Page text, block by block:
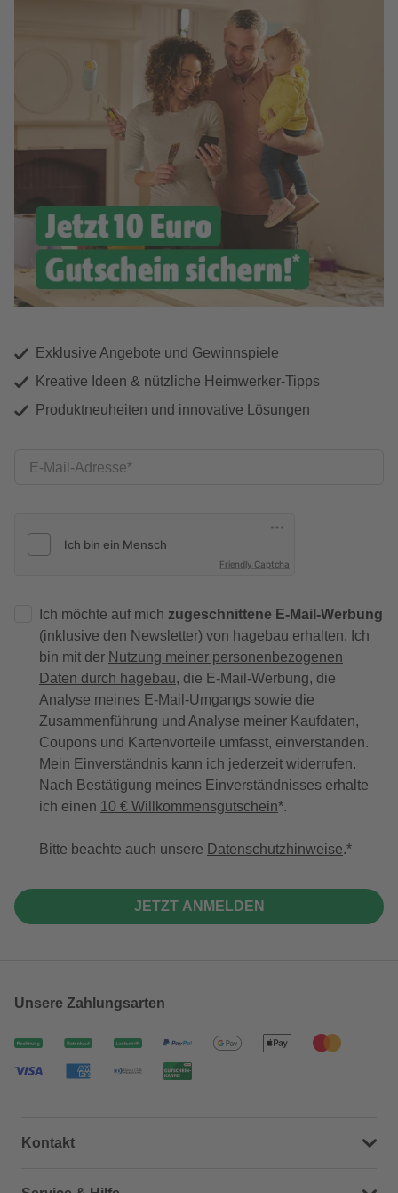
Exklusive Angebote und Gewinnspiele
Kreative Ideen & nützliche Heimwerker-Tipps
Produktneuheiten und innovative Lösungen
E-Mail-Adresse
Friendly Captcha
Ich möchte auf mich zugeschnittene E-Mail-Werbung
(inklusive den Newsletter) von hagebau erhalten. Ich
bin mit der Nutzung meiner personenbezogenen
Daten durch hagebau, die E-Mail-Werbung, die
Analyse meines E-Mail-Umgangs sowie die
Zusammenführung und Analyse meiner Kaufdaten,
Coupons und Kartenvorteile umfasst, einverstanden.
Mein Einverständnis kann ich jederzeit widerrufen.
Nach Bestätigung meines Einverständnisses erhalte
ich einen 10 € Willkommensgutschein*.
Bitte beachte auch unsere Datenschutzhinweise.
JETZT ANMELDEN
Unsere Zahlungsarten
Kontakt